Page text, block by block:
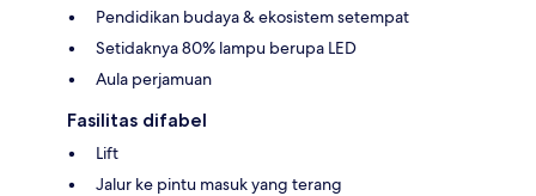
Pendidikan budaya & ekosistem setempat
Setidaknya 80% lampu berupa LED
Aula perjamuan
Fasilitas difabel
Lift
Jalur ke pintu masuk yang terang